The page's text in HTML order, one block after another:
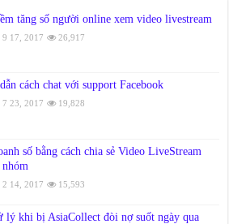
tăng số người online xem video livestream
9 17, 2017 26,917
cách chat với support Facebook
7 23, 2017 19,828
số bằng cách chia sẻ Video LiveStream
nhóm
2 14, 2017 15,593
lý khi bị AsiaCollect đòi nợ suốt ngày qua